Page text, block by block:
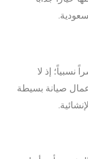
نسبياً؛ إذ لا
صيانة بسيطة